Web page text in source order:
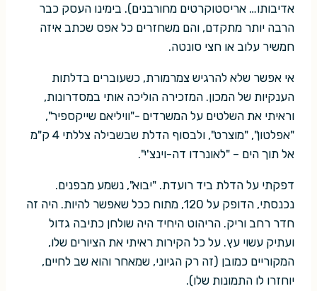
אדיבותו… אריסטוקרטים מחורבנים). בימינו העסק כבר
הרבה יותר מתקדם, והם משחזרים כל אפס שכתב איזה
חמשיר עלוב או חצי סונטה.
אי אפשר שלא להרגיש צמרמורת, כשעוברים בדלתות
הענקיות של המכון. המזכירה הוליכה אותי במסדרונות,
וראיתי את השלטים על המשרדים -"וויליאם שייקספיר",
"אפלטון", "מוצרט", ולבסוף הדלת שבשבילה צללתי 4 ק"מ
אל תוך הים – "לאונרדו דה-וינצ'י".
דפקתי על הדלת ביד רועדת. "יבוא", נשמע מבפנים.
נכנסתי, הדופק על 120, מתוח ככל שאפשר להיות. היה זה
חדר רחב וריק. הריהוט היחיד היה שולחן כתיבה גדול
ועתיק עשוי עץ. על כל הקירות ראיתי את הציורים שלו,
המקוריים כמובן (זה רק הגיוני, שמאחר והוא שב לחיים,
יוחזרו לו התמונות שלו).